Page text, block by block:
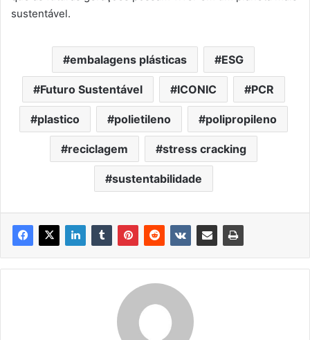
sustentável.
embalagens plásticas ESG
Futuro Sustentável ICONIC PCR
plastico polietileno polipropileno
reciclagem stress cracking
sustentabilidade